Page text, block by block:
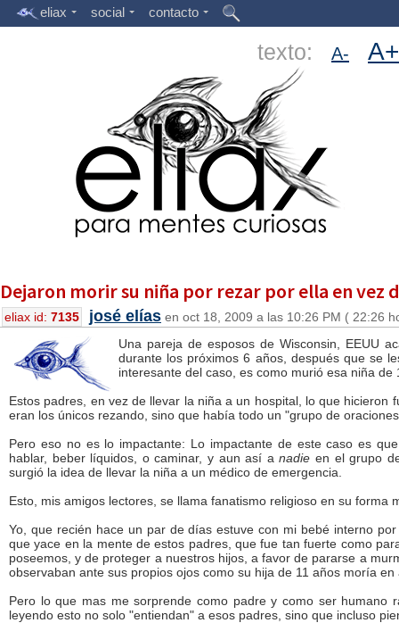
eliax social contacto
texto: A- A+
Dejaron morir su niña por rezar por ella en vez
eliax id: 7135 josé elías en oct 18, 2009 a las 10:26 PM ( 22:26
Una pareja de esposos de Wisconsin, EEUU
durante los próximos 6 años, después que se
interesante del caso, es como murió esa niña de
Estos padres, en vez de llevar la niña a un hospital, lo que
eran los únicos rezando, sino que había todo un "grupo de
Pero eso no es lo impactante: Lo impactante de este caso es
hablar, beber líquidos, o caminar, y aun así anadie en el grupo
surgió la idea de llevar la niña a un médico de emergencia.
Esto, mis amigos lectores, se llama fanatismo religioso en su forma
Yo, que recién hace un par de días estuve con mi bebé interno
que yace en la mente de estos padres, que fue tan fuerte como
poseemos, y de proteger a nuestros hijos, a favor de pararse a
observaban ante sus propios ojos como su hija de 11 años moría
Pero lo que mas me sorprende como padre y como ser
leyendo esto no solo "entiendan" a esos padres, sino que incluso